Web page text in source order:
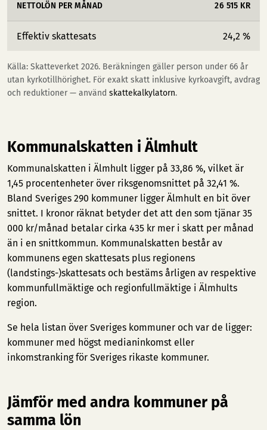
NETTOLÖN PER MÅNAD 26 515 KR
Effektiv skattesats 24,2 %
Källa: Skatteverket 2026. Beräkningen gäller person under 66 år
utan kyrkotillhörighet. För exakt skatt inklusive kyrkoavgift, avdrag
och reduktioner — använd skattekalkylatorn.
Kommunalskatten i Älmhult
Kommunalskatten i Älmhult ligger på 33,86 %, vilket är
1,45 procentenheter över riksgenomsnittet på 32,41 %.
Bland Sveriges 290 kommuner ligger Älmhult en bit över
snittet. I kronor räknat betyder det att den som tjänar 35
000 kr/månad betalar cirka 435 kr mer i skatt per månad
än i en snittkommun. Kommunalskatten består av
kommunens egen skattesats plus regionens
(landstings-)skattesats och bestäms årligen av respektive
kommunfullmäktige och regionfullmäktige i Älmhults
region.
Se hela listan över Sveriges kommuner och var de ligger:
kommuner med högst medianinkomst eller
inkomstranking för Sveriges rikaste kommuner.
Jämför med andra kommuner på
samma lön